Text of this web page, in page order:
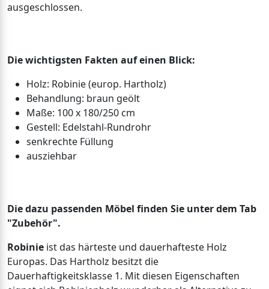
ausgeschlossen.
Die wichtigsten Fakten auf einen Blick:
Holz: Robinie (europ. Hartholz)
Behandlung: braun geölt
Maße: 100 x 180/250 cm
Gestell: Edelstahl-Rundrohr
senkrechte Füllung
ausziehbar
Die dazu passenden Möbel finden Sie unter dem Tab
"Zubehör".
Robinie ist das härteste und dauerhafteste Holz
Europas. Das Hartholz besitzt die
Dauerhaftigkeitsklasse 1. Mit diesen Eigenschaften